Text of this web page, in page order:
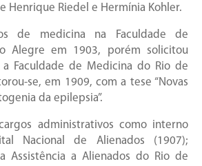
Henrique Riedel e Hermínia Kohler.
de medicina na Faculdade de
Alegre em 1903, porém solicitou
a Faculdade de Medicina do Rio de
se, em 1909, com a tese “Novas
da epilepsia”.
administrativos como interno
Nacional de Alienados (1907);
Assistência a Alienados do Rio de